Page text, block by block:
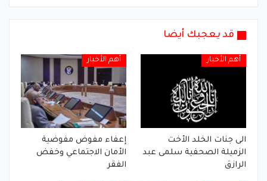
قد يعجبك أيضا
أهم الأخبار
الى جنات الخلد الأخت
الزميلة الصحفية سلمى عبد
الرازق
أهم الأخبار
إعفاء مفوض مفوضية
الأمان الاجتماعي وخفض
الفقر